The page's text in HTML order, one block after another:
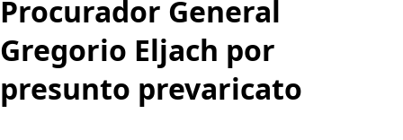
Procurador General
Gregorio Eljach por
presunto prevaricato